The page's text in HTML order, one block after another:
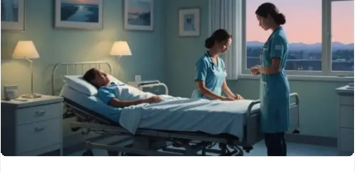
inkomst i vår
kompletta guide.